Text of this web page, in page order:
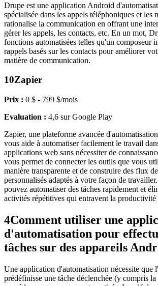
Drupe est une application Android
spécialisée dans les appels téléphoniques et les
rationalise la communication en offrant une
gérer les appels, les contacts, etc. En un mot,
fonctions automatisées telles qu'un composeur
rappels basés sur les contacts pour améliorer
matière de communication.
10Zapier
Prix : 0 $ - 799 $/mois
Evaluation : 4,6 sur Google Play
Zapier, une plateforme avancée
vous aide à automatiser facilement le travail
applications web sans nécessiter de
vous permet de connecter les outils que vous
manière transparente et de construire des flux
personnalisés adaptés à votre façon de
pouvez automatiser des tâches rapidement et
activités répétitives qui entravent la productivité
4Comment utiliser une
d'automatisation pour
tâches sur des appareils
Une application d'automatisation nécessite que
prédéfinisse une tâche déclenchée (y compris